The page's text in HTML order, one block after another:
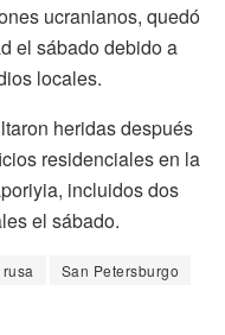
ucranianos, quedó
el sábado debido a
locales.
heridas después
residenciales en la
incluidos dos
el sábado.
rusa
San Petersburgo